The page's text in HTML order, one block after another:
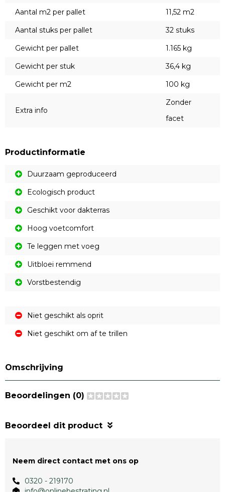
Aantal m2 per pallet
11,52 m2
Aantal stuks per pallet
32 stuks
Gewicht per pallet
1.165 kg
Gewicht per stuk
36,4 kg
Gewicht per m2
100 kg
Extra info
Zonder
facet
Productinformatie
Duurzaam geproduceerd
Ecologisch product
Geschikt voor dakterras
Hoog voetcomfort
Te leggen met voeg
Uitbloei remmend
Vorstbestendig
Niet geschikt als oprit
Niet geschikt om af te trillen
Omschrijving
Beoordelingen (0)
Beoordeel dit product
Neem direct contact met ons op
0320 - 219170